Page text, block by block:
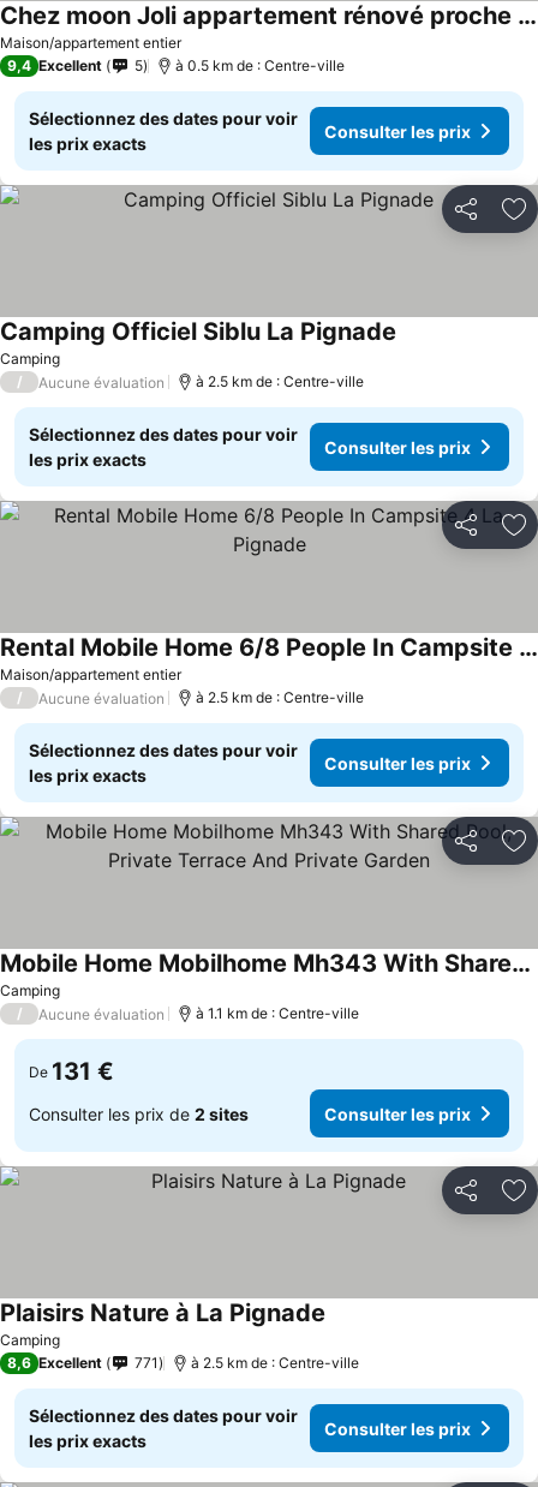
Maison/appartement entier
Chez moon Joli appartement rénové proche centre et parking privé
9,4 Excellent 5 à 0.5 km de : Centre-ville
Sélectionnez des dates pour voir
les prix exacts
Consulter les prix
Partager
Camping
Camping Officiel Siblu La Pignade
/ Aucune évaluation à 2.5 km de : Centre-ville
Sélectionnez des dates pour voir
les prix exacts
Consulter les prix
Partager
Maison/appartement entier
Rental Mobile Home 6/8 People In Campsite 4 La Pignade
/ Aucune évaluation à 2.5 km de : Centre-ville
Sélectionnez des dates pour voir
les prix exacts
Consulter les prix
Partager
Camping
Mobile Home Mobilhome Mh343 With Shared Pool, Private Terrace And Private Garden
/ Aucune évaluation à 1.1 km de : Centre-ville
De 131 €
Consulter les prix de 2 sites Consulter les prix
Partager
Camping
Plaisirs Nature à La Pignade
8,6 Excellent 771 à 2.5 km de : Centre-ville
Sélectionnez des dates pour voir
les prix exacts
Consulter les prix